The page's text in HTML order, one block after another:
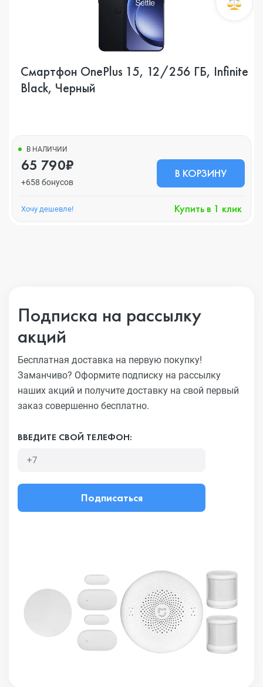
Смартфон OnePlus 15, 12/256 ГБ, Infinite
Black, Черный
В НАЛИЧИИ
65 790₽
+658 бонусов
В КОРЗИНУ
Хочу дешевле! Купить в 1 клик
Подписка на рассылку
акций
Бесплатная доставка на первую покупку!
Заманчиво? Оформите подписку на рассылку
наших акций и получите доставку на свой первый
заказ совершенно бесплатно.
ВВЕДИТЕ СВОЙ ТЕЛЕФОН:
Подписаться